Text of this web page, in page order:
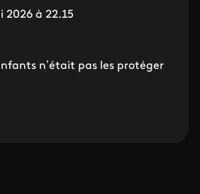
2026 à 22.15
n’était pas les protéger